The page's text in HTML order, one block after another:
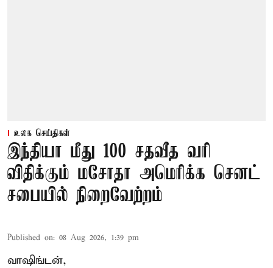
உலக செய்திகள்
இந்தியா மீது 100 சதவீத வரி
விதிக்கும் மசோதா அமெரிக்க செனட்
சபையில் நிறைவேற்றம்
Published on: 08 Aug 2026, 1:39 pm
வாஷிங்டன்,